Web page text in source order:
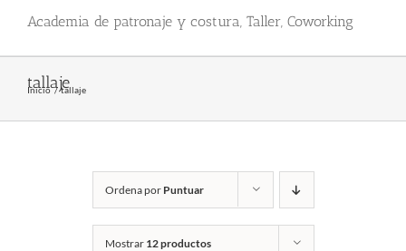
Academia de patronaje y costura, Taller, Coworking
tallaje
Inicio tallaje
Ordena por Puntuar
Mostrar 12 productos